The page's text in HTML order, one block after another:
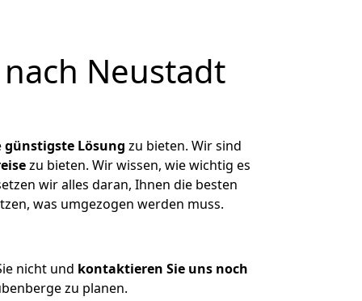
Neustadt
günstigste Lösung zu bieten. Wir sind
zu bieten. Wir wissen, wie wichtig es
wir alles daran, Ihnen die besten
was umgezogen werden muss.
nicht und kontaktieren Sie uns noch
zu planen.